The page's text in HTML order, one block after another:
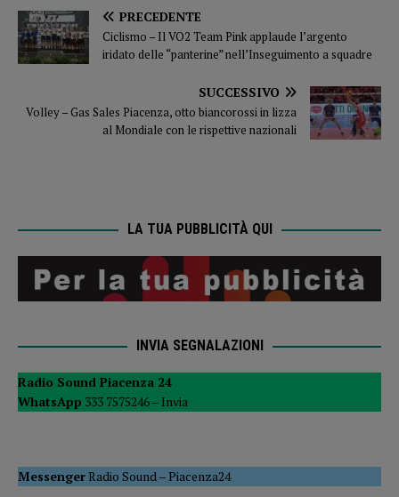
PRECEDENTE
Ciclismo – Il VO2 Team Pink applaude l’argento
iridato delle “panterine” nell’Inseguimento a squadre
SUCCESSIVO
Volley – Gas Sales Piacenza, otto biancorossi in lizza
al Mondiale con le rispettive nazionali
LA TUA PUBBLICITÀ QUI
INVIA SEGNALAZIONI
Radio Sound Piacenza 24
WhatsApp 333 7575246 – Invia
MessengerRadio Sound –Piacenza24